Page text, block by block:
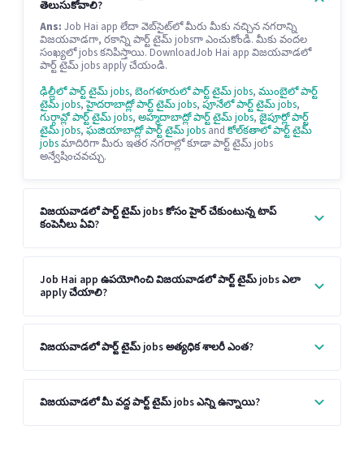
తెలుసుకోవాలి?
Ans: Job Hai app లేదా వెబ్‌సైట్‌లో మీరు మీకు నచ్చిన నగరాన్ని
విజయవాడగా, రకాన్ని పార్ట్ టైమ్ jobsగా ఎంచుకోండి. మీకు వందల
సంఖ్యలో jobs కనిపిస్తాయి. DownloadJob Hai app విజయవాడలో
పార్ట్ టైమ్ jobs apply చేయండి.
ఢిల్లీలో పార్ట్ టైమ్ jobs, బెంగళూరులో పార్ట్ టైమ్ jobs, ముంబైలో పార్ట్
టైమ్ jobs,హైదరాబాద్లో పార్ట్ టైమ్ jobs, పూనేలో పార్ట్ టైమ్ jobs,
గుర్గావ్లో పార్ట్ టైమ్ jobs, అహ్మదాబాద్లో పార్ట్ టైమ్ jobs, జైపూర్లో పార్ట్
టైమ్ jobs, ఘజియాబాద్లో పార్ట్ టైమ్ jobs and కోల్‌కతాలో పార్ట్ టైమ్
jobsమాదిరిగా మీరు ఇతర నగరాల్లో కూడా పార్ట్ టైమ్ jobs
అన్వేషించవచ్చు.
విజయవాడలో పార్ట్ టైమ్ jobs కోసం హైర్ చేకుంటున్న టాప్
కంపెనీలు ఏవి?
Job Hai app ఉపయోగించి విజయవాడలో పార్ట్ టైమ్ jobs ఎలా
apply చేయాలి?
విజయవాడలో పార్ట్ టైమ్ jobs అత్యధిక శాలరీ ఎంత?
విజయవాడలో మీ వద్ద పార్ట్ టైమ్ jobs ఎన్ని ఉన్నాయి?